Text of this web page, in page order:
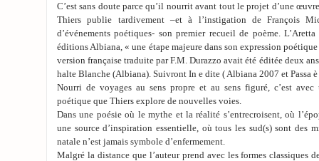
C’est sans doute parce qu’il nourrit avant tout le projet d’une
Thiers publie tardivement –et à l’instigation de François
d’événements poétiques- son premier recueil de poème.
éditions Albiana, « une étape majeure dans son expression
version française traduite par F.M. Durazzo avait été éditée deux
halte Blanche (Albiana). Suivront In e dite ( Albiana 2007 et Passa
Nourri de voyages au sens propre et au sens figuré, c’est avec
poétique que Thiers explore de nouvelles voies.
Dans une poésie où le mythe et la réalité s’entrecroisent, où
une source d’inspiration essentielle, où tous les sud(s) sont des
natale n’est jamais symbole d’enfermement.
Malgré la distance que l’auteur prend avec les formes classiques